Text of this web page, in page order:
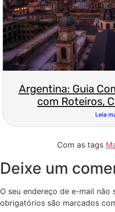
Argentina: Guia
com Roteiros,
Leia
Com as tags
Deixe um
O seu endereço de e-mail não
obrigatórios são marcados